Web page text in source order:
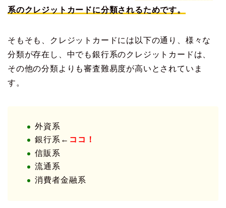
系のクレジットカードに分類されるためです。
そもそも、クレジットカードには以下の通り、様々な
分類が存在し、中でも銀行系のクレジットカードは、
その他の分類よりも審査難易度が高いとされていま
す。
外資系
銀行系← ココ！
信販系
流通系
消費者金融系